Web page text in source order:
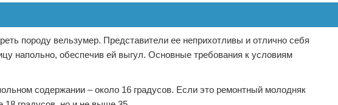
породу вельзумер. Представители ее неприхотливы и отлично себя
напольно, обеспечив ей выгул. Основные требования к условиям
содержании – около 16 градусов. Если это ремонтный молодняк